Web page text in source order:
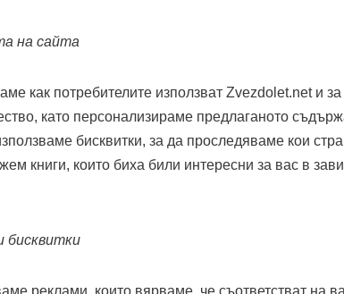
на сайта
как потребителите използват Zvezdolet.net и
като персонализираме предлаганото
бисквитки, за да проследяваме кои
книги, които биха били интересни за вас в
бисквитки